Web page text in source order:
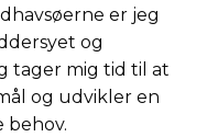
er jeg
og
tager mig tid til at
og udvikler en
behov.